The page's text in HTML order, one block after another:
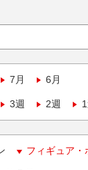
7月 6月
3週 2週
フィギュア・